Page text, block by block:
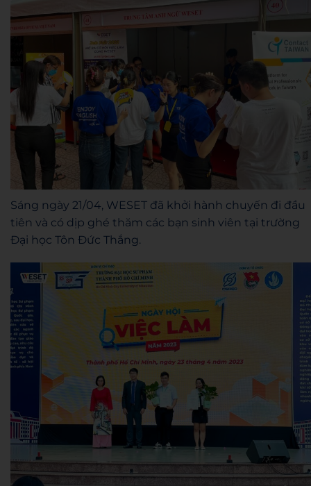
Sáng ngày 21/04, WESET đã khởi hành chuyến đi đầu
tiên và có dịp ghé thăm các bạn sinh viên tại trường
Đại học Tôn Đức Thắng.